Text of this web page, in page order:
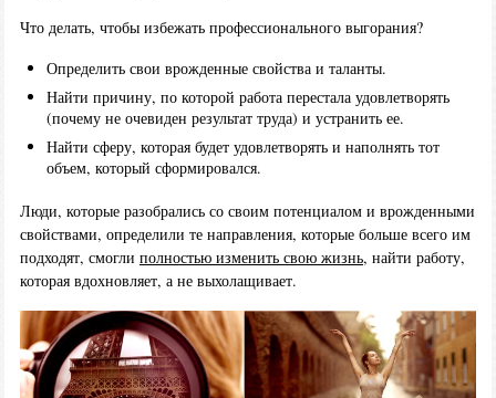
Что делать, чтобы избежать профессионального выгорания?
Определить свои врожденные свойства и таланты.
Найти причину, по которой работа перестала удовлетворять
(почему не очевиден результат труда) и устранить ее.
Найти сферу, которая будет удовлетворять и наполнять тот
объем, который сформировался.
Люди, которые разобрались со своим потенциалом и врожденными
свойствами, определили те направления, которые больше всего им
подходят, смогли полностью изменить свою жизнь, найти работу,
которая вдохновляет, а не выхолащивает.